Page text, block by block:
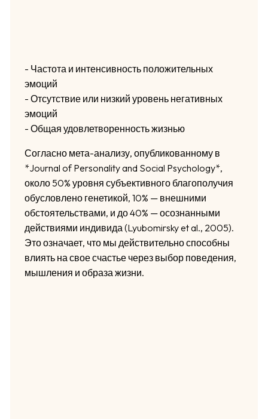
- Частота и интенсивность положительных
эмоций
- Отсутствие или низкий уровень негативных
эмоций
- Общая удовлетворенность жизнью
Согласно мета-анализу, опубликованному в
*Journal of Personality and Social Psychology*,
около 50% уровня субъективного благополучия
обусловлено генетикой, 10% — внешними
обстоятельствами, и до 40% — осознанными
действиями индивида (Lyubomirsky et al., 2005).
Это означает, что мы действительно способны
влиять на свое счастье через выбор поведения,
мышления и образа жизни.